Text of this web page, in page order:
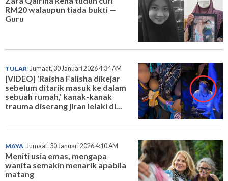
RM20 walaupun tiada bukti —
Guru
TULAR Jumaat, 30 Januari 2026 4:34 AM
[VIDEO] 'Raisha Falisha dikejar
sebelum ditarik masuk ke dalam
sebuah rumah,' kanak-kanak
trauma diserang jiran lelaki di...
MAYA Jumaat, 30 Januari 2026 4:10 AM
Meniti usia emas, mengapa
wanita semakin menarik apabila
matang